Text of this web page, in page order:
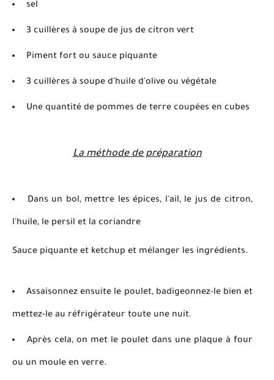
sel
3 cuillères à soupe de jus de citron vert
Piment fort ou sauce piquante
3 cuillères à soupe d'huile d'olive ou végétale
Une quantité de pommes de terre coupées en cubes
La méthode de préparation
Dans un bol, mettre les épices, l'ail, le jus de citron,
l'huile, le persil et la coriandre
Sauce piquante et ketchup et mélanger les ingrédients.
Assaisonnez ensuite le poulet, badigeonnez-le bien et
mettez-le au réfrigérateur toute une nuit.
Après cela, on met le poulet dans une plaque à four
ou un moule en verre.